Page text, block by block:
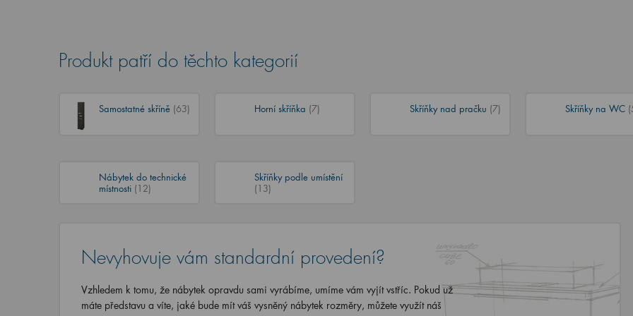
Produkt patří do těchto kategorií
Samostatné skříně (63) Horní skříňka (7) Skříňky nad pračku (7) Skříňky na WC
Nábytek do technické
místnosti (12)
Skříňky podle umístění
(13)
Nevyhovuje vám standardní provedení?
Vzhledem k tomu, že nábytek opravdu sami vyrábíme, umíme vám vyjít vstříc. Pokud už
máte představu a víte, jaké bude mít váš vysněný nábytek rozměry, můžete využít náš